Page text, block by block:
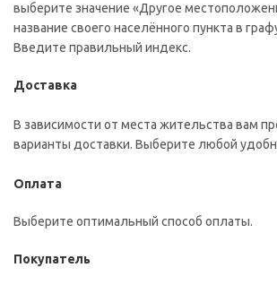
выберите значение «Другое
название своего населённого пункта в
Введите правильный индекс.
Доставка
В зависимости от места жительства вам
варианты доставки. Выберите любой
Оплата
Выберите оптимальный способ оплаты.
Покупатель